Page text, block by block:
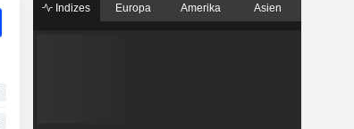
Indizes Europa Amerika Asien